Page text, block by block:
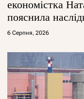
економістка
пояснила
6 Серпня, 2026